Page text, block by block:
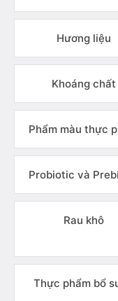
Hương liệu
Khoáng chất
Phẩm màu thực
Probiotic và
Rau khô
Thực phẩm bổ